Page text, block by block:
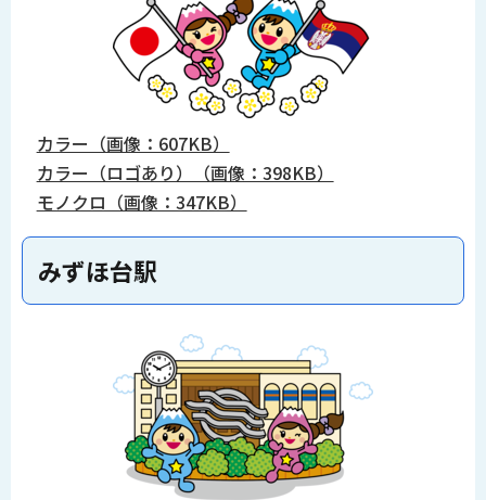
カラー（画像：607KB）
カラー（ロゴあり）（画像：398KB）
モノクロ（画像：347KB）
みずほ台駅